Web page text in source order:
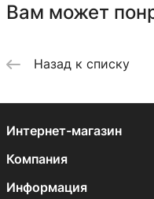
Вам может
Назад к списку
Интернет-магазин
Компания
Информация